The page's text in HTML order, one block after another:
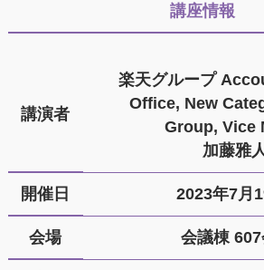
講座情報
講演者
楽天グループ
Office, New
Group, Vice
加藤雅
開催日 2023年7月
会場 会議棟